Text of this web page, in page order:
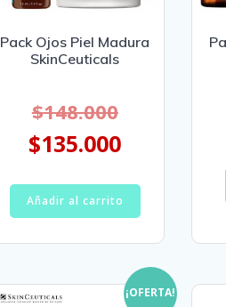
Pack Ojos Piel Madura
SkinCeuticals
$148.000
$135.000
Añadir al carrito
¡OFERTA!